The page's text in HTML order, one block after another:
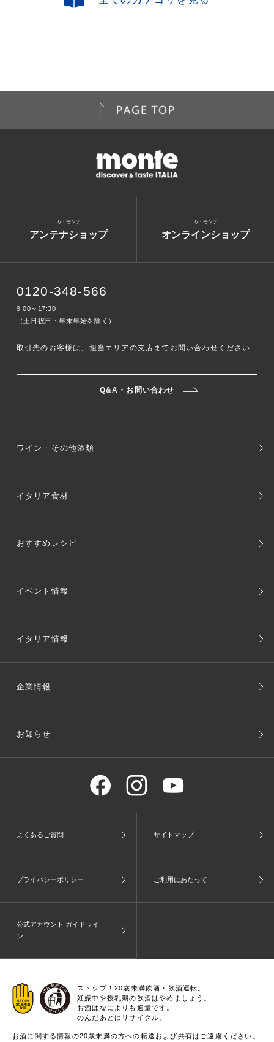
アンテナショップ
カ・モンテ
オンラインショップ
カ・モンテ
0120-348-566
9:00～17:30
（土日祝日・年末年始を除く）
取引先のお客様は、 担当エリアの支店 までお問い合わせください
Q&A・お問い合わせ
ワイン・その他酒類
イタリア食材
おすすめレシピ
イベント情報
イタリア情報
企業情報
お知らせ
よくあるご質問 サイトマップ
プライバシーポリシー ご利用にあたって
公式アカウント ガイドライ
ン
ストップ！20歳未満飲酒・飲酒運転。
妊娠中や授乳期の飲酒はやめましょう。
お酒はなによりも適量です。
のんだあとはリサイクル。
お酒に関する情報の20歳未満の方への転送および共有はご遠慮ください。